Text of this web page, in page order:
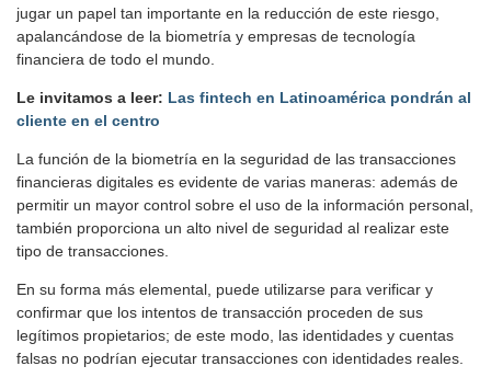
jugar un papel tan importante en la reducción de este riesgo,
apalancándose de la biometría y empresas de tecnología
financiera de todo el mundo.
Le invitamos a leer: Las fintech en Latinoamérica pondrán al
cliente en el centro
La función de la biometría en la seguridad de las transacciones
financieras digitales es evidente de varias maneras: además de
permitir un mayor control sobre el uso de la información personal,
también proporciona un alto nivel de seguridad al realizar este
tipo de transacciones.
En su forma más elemental, puede utilizarse para verificar y
confirmar que los intentos de transacción proceden de sus
legítimos propietarios; de este modo, las identidades y cuentas
falsas no podrían ejecutar transacciones con identidades reales.